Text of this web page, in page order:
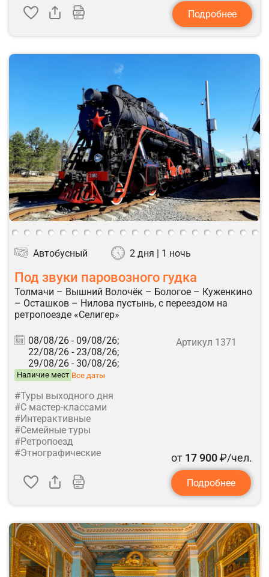
Подробнее
Автобусный 2 дня | 1 ночь
Под звуки паровозного гудка
Толмачи – Вышний Волочёк – Бологое – Куженкино
– Осташков – Нилова пустынь, с переездом на
ретропоезде «Селигер»
08/08/26 - 09/08/26;
22/08/26 - 23/08/26;
29/08/26 - 30/08/26;
Наличие мест Все даты
Артикул 1371
#Туры выходного дня
#С мастер-классами
#Интерактивные
#Семейные туры
#Ретропоезд
#Этнографические
от 17 900₽/чел.
Подробнее